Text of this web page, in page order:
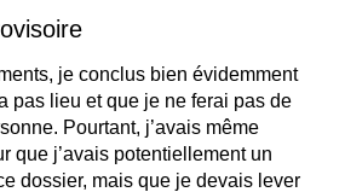
je conclus bien évidemment
pas lieu et que je ne ferai pas de
Pourtant, j’avais même
que j’avais potentiellement un
dossier, mais que je devais lever